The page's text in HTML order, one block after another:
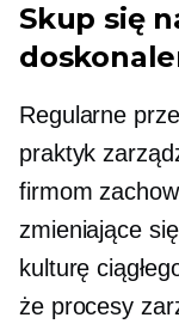
Skup się
Regularne
praktyk
firmom
zmieniające
kulturę
że procesy